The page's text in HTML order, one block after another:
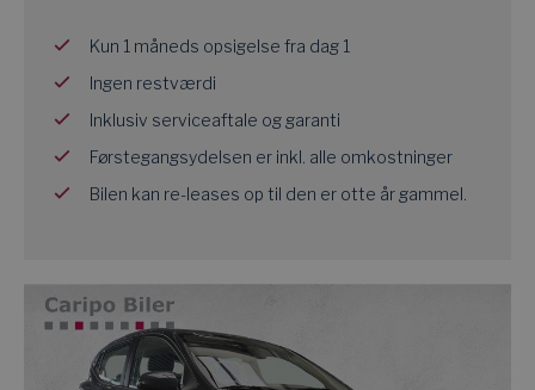
Kun 1 måneds opsigelse fra dag 1
Ingen restværdi
Inklusiv serviceaftale og garanti
Førstegangsydelsen er inkl. alle omkostninger
Bilen kan re-leases op til den er otte år gammel.